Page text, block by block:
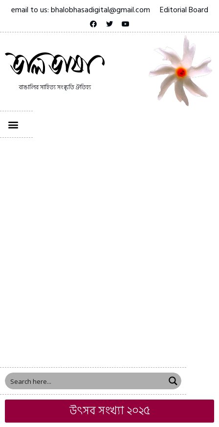
email to us: bhalobhasadigital@gmail.com Editorial Board
বাঙালির সাহিত্য সংস্কৃতি ঐতিহ্য
উৎসব সংখ্যা ২০২৫